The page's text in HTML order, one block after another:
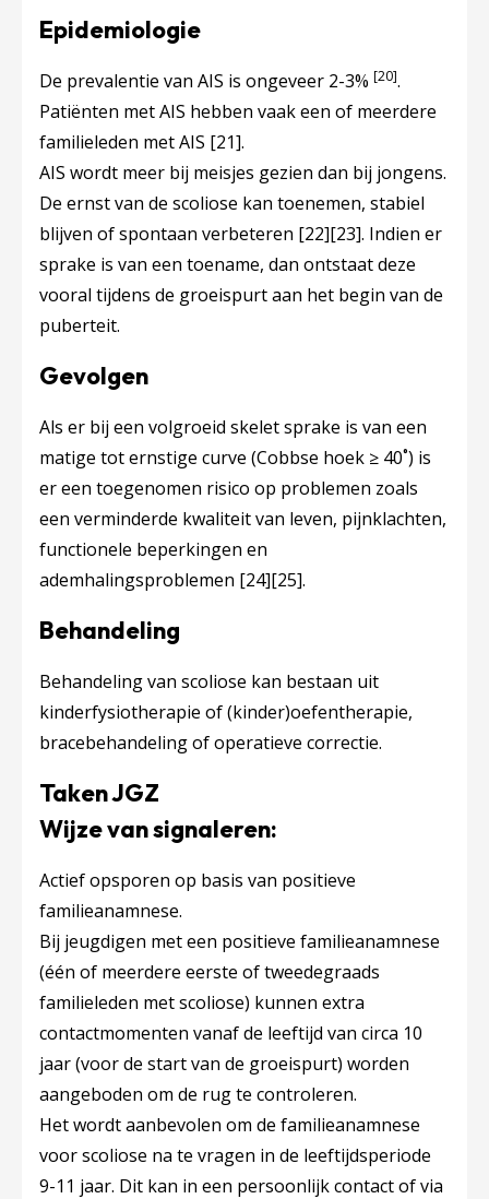
Epidemiologie
De prevalentie van AIS is ongeveer 2-3% [20].
Patiënten met AIS hebben vaak een of meerdere
familieleden met AIS [21].
AIS wordt meer bij meisjes gezien dan bij jongens.
De ernst van de scoliose kan toenemen, stabiel
blijven of spontaan verbeteren [22][23]. Indien er
sprake is van een toename, dan ontstaat deze
vooral tijdens de groeispurt aan het begin van de
puberteit.
Gevolgen
Als er bij een volgroeid skelet sprake is van een
matige tot ernstige curve (Cobbse hoek ≥ 40˚) is
er een toegenomen risico op problemen zoals
een verminderde kwaliteit van leven, pijnklachten,
functionele beperkingen en
ademhalingsproblemen [24][25].
Behandeling
Behandeling van scoliose kan bestaan uit
kinderfysiotherapie of (kinder)oefentherapie,
bracebehandeling of operatieve correctie.
Taken JGZ
Wijze van signaleren:
Actief opsporen op basis van positieve
familieanamnese.
Bij jeugdigen met een positieve familieanamnese
(één of meerdere eerste of tweedegraads
familieleden met scoliose) kunnen extra
contactmomenten vanaf de leeftijd van circa 10
jaar (voor de start van de groeispurt) worden
aangeboden om de rug te controleren.
Het wordt aanbevolen om de familieanamnese
voor scoliose na te vragen in de leeftijdsperiode
9-11 jaar. Dit kan in een persoonlijk contact of via